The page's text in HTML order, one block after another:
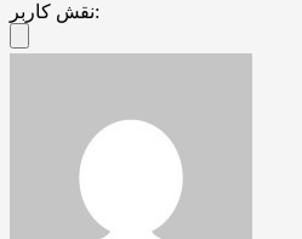
نقش کاربر: